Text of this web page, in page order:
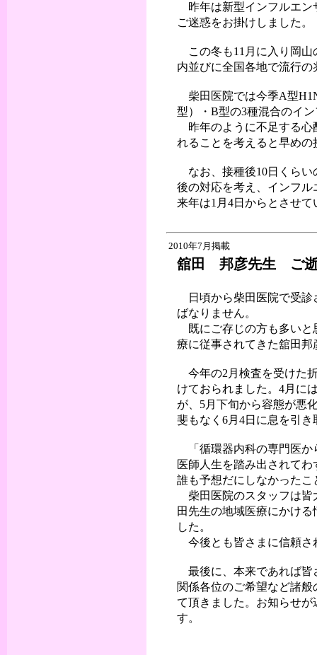
昨年は新型インフルエン
ご迷惑をお掛けしました。
この冬も11月に入り岡山
内並びに全国各地で流行
柴田医院では今季A型
型）・B型の3種混合のイ
昨年のように不足する心
れることを考えると早め
なお、接種後10日くらい
後の対応を考え、インフ
来年は1月4日からとさせ
2010年7月掲載
舘田 邦彦先生 ご逝
日頃から柴田医院で受診
ばなりません。
既にご存じの方も多いと
療に従事されてきた舘田
今年の2月検査を受けた
けておられました。4月に
が、5月下旬から容態が悪
斐もなく6月4日に息を引
「循環器内科の専門医か
医師人生を踏み出されて
誰も予想だにしなかったこ
柴田医院のスタッフは皆
田先生の地域医療にかけ
した。
今後とも皆さまに信頼さ
最後に、本来であれば皆
関係各位のご希望など諸
て頂きました。お知らせ
す。